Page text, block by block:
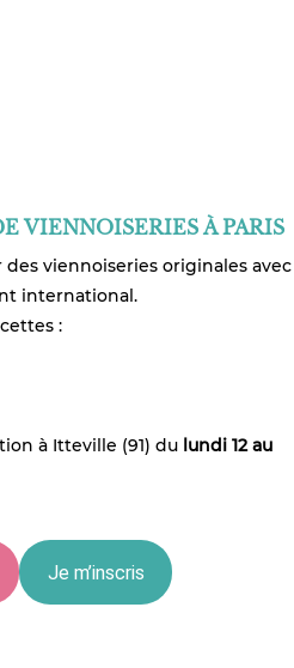
VIENNOISERIES À PARIS
viennoiseries originales avec
international.
:
à Itteville (91) du lundi 12 au
Je m’inscris